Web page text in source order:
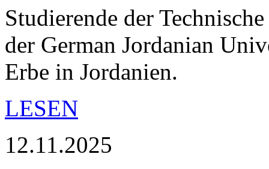
Studierende der
der German Jordanian
Erbe in Jordanien.
LESEN
12.11.2025